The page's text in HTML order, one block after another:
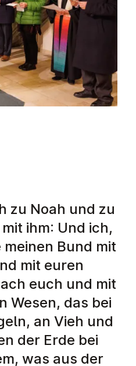
zu Noah und zu
ihm: Und ich,
Bund mit
mit euren
euch und mit
Wesen, das bei
an Vieh und
der Erde bei
was aus der